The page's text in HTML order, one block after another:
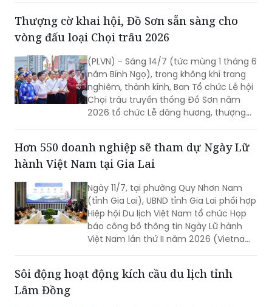
Thượng cờ khai hội, Đồ Sơn sẵn sàng cho
vòng đấu loại Chọi trâu 2026
(PLVN) - Sáng 14/7 (tức mùng 1 tháng 6
năm Bính Ngọ), trong không khí trang
nghiêm, thành kính, Ban Tổ chức Lễ hội
Chọi trâu truyền thống Đồ Sơn năm
2026 tổ chức Lễ dâng hương, thượng
chính thức mở đầu mùa lễ hội năm
nay.
Hơn 550 doanh nghiệp sẽ tham dự Ngày Lữ
hành Việt Nam tại Gia Lai
Ngày 11/7, tại phường Quy Nhơn Nam
(tỉnh Gia Lai), UBND tỉnh Gia Lai phối hợp
Hiệp hội Du lịch Việt Nam tổ chức Họp
báo công bố thông tin Ngày Lữ hành
Việt Nam lần thứ II năm 2026 (Vietnam
Sôi động hoạt động kích cầu du lịch tỉnh
Lâm Đồng